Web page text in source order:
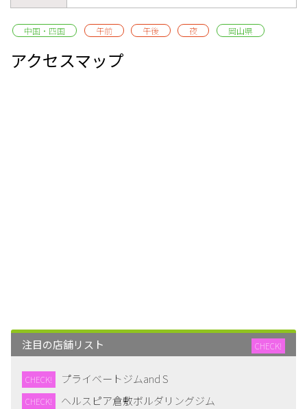
中国・四国 午前 午後 夜 岡山県
アクセスマップ
注目の店舗リスト CHECK!
CHECK! プライベートジムand S
CHECK! ヘルスピア倉敷ボルダリングジム